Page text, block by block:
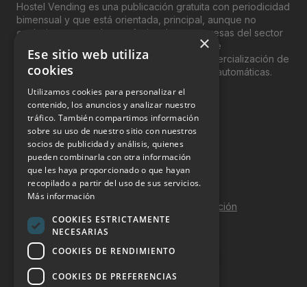
Hostel Vending es una publicación gratuita con periodicidad
bimensual y que está orientada, principal, aunque no
exclusivamente, a los profesionales y empresas del sector
del “Vending”; nombre con el que se conoce
genéricamente entre profesionales a la comercialización de
productos y servicios a través de máquinas automáticas.
INFORMACIÓN LEGAL
Aviso Legal
Política de Privacidad
Política de Cookies
Política de calidad y seguridad de la información
Contacto
×
Ese sitio web utiliza
cookies
Utilizamos cookies para personalizar el
contenido, los anuncios y analizar nuestro
tráfico. También compartimos información
sobre su uso de nuestro sitio con nuestros
socios de publicidad y análisis, quienes
pueden combinarla con otra información
que les haya proporcionado o que hayan
recopilado a partir del uso de sus servicios.
Más información
COOKIES ESTRICTAMENTE
NECESARIAS
COOKIES DE RENDIMIENTO
COOKIES DE PREFERENCIAS